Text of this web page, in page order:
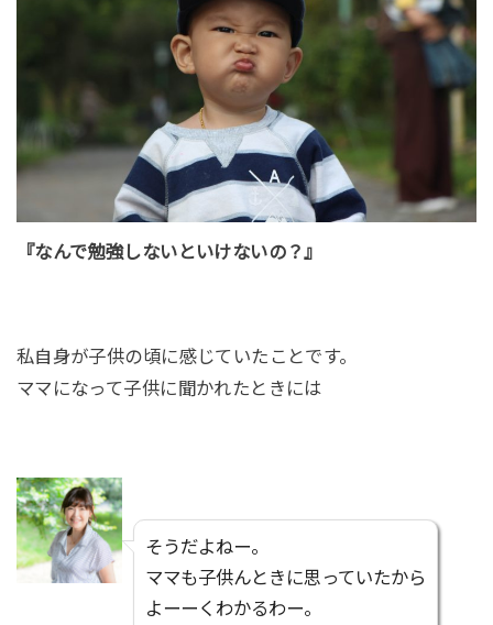
『なんで勉強しないといけないの？』
私自身が子供の頃に感じていたことです。
ママになって子供に聞かれたときには
そうだよねー。
ママも子供んときに思っていたから
よーーくわかるわー。